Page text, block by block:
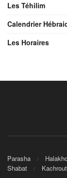
Les Téhilim
Calendrier
Les Horaires
Parasha
Shabat
Kachrout